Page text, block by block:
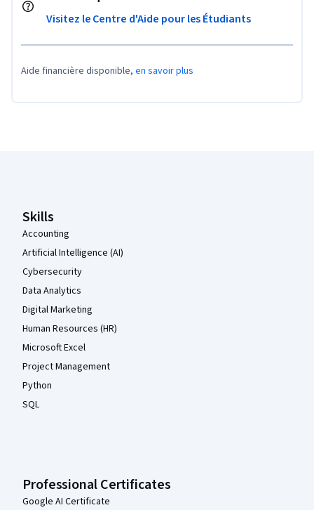
Visitez le Centre d'Aide pour les Étudiants
Aide financière disponible, en savoir plus
Skills
Accounting
Artificial Intelligence (AI)
Cybersecurity
Data Analytics
Digital Marketing
Human Resources (HR)
Microsoft Excel
Project Management
Python
SQL
Professional Certificates
Google AI Certificate